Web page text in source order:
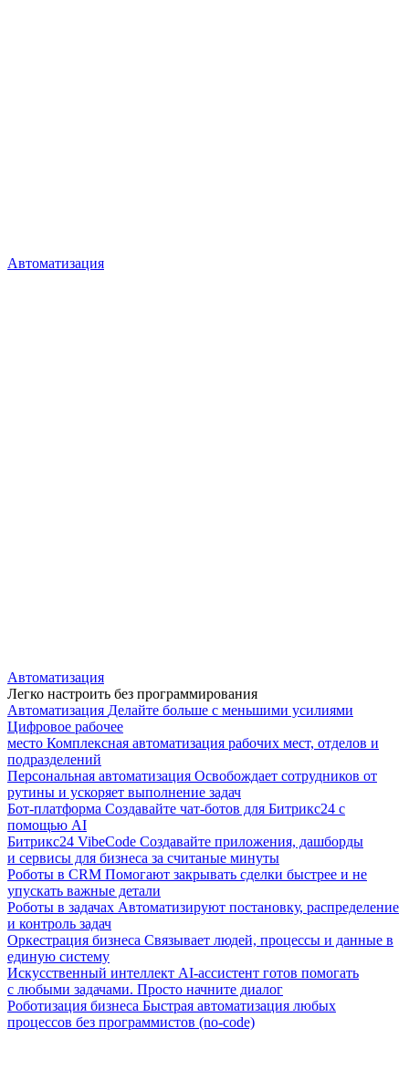
Автоматизация
Автоматизация
Легко настроить без программирования
Автоматизация Делайте больше с меньшими усилиями
Цифровое рабочее
место Комплексная автоматизация рабочих мест, отделов и
подразделений
Персональная автоматизация Освобождает сотрудников от
рутины и ускоряет выполнение задач
Бот-платформа Создавайте чат-ботов для Битрикс24 с
помощью AI
Битрикс24 VibeCode Создавайте приложения, дашборды
и сервисы для бизнеса за считаные минуты
Роботы в CRM Помогают закрывать сделки быстрее и не
упускать важные детали
Роботы в задачах Автоматизируют постановку, распределение
и контроль задач
Оркестрация бизнеса Связывает людей, процессы и данные в
единую систему
Искусственный интеллект AI-ассистент готов помогать
с любыми задачами. Просто начните диалог
Роботизация бизнеса Быстрая автоматизация любых
процессов без программистов (no-code)